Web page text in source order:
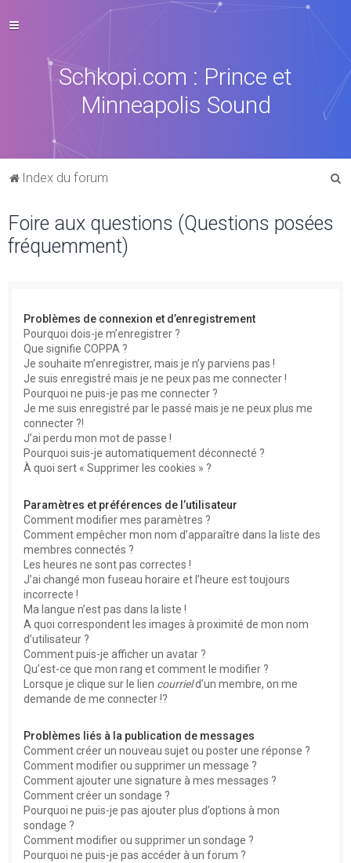
Schkopi.com : Prince et
Minneapolis Sound
Index du forum
Foire aux questions (Questions posées
fréquemment)
Problèmes de connexion et d’enregistrement
Pourquoi dois-je m’enregistrer ?
Que signifie COPPA ?
Je souhaite m’enregistrer, mais je n’y parviens pas !
Je suis enregistré mais je ne peux pas me connecter !
Pourquoi ne puis-je pas me connecter ?
Je me suis enregistré par le passé mais je ne peux plus me
connecter ?!
J’ai perdu mon mot de passe !
Pourquoi suis-je automatiquement déconnecté ?
À quoi sert « Supprimer les cookies » ?
Paramètres et préférences de l’utilisateur
Comment modifier mes paramètres ?
Comment empêcher mon nom d’apparaître dans la liste des
membres connectés ?
Les heures ne sont pas correctes !
J’ai changé mon fuseau horaire et l’heure est toujours
incorrecte !
Ma langue n’est pas dans la liste !
A quoi correspondent les images à proximité de mon nom
d’utilisateur ?
Comment puis-je afficher un avatar ?
Qu’est-ce que mon rang et comment le modifier ?
Lorsque je clique sur le lien courrield’un membre, on me
demande de me connecter !?
Problèmes liés à la publication de messages
Comment créer un nouveau sujet ou poster une réponse ?
Comment modifier ou supprimer un message ?
Comment ajouter une signature à mes messages ?
Comment créer un sondage ?
Pourquoi ne puis-je pas ajouter plus d’options à mon
sondage ?
Comment modifier ou supprimer un sondage ?
Pourquoi ne puis-je pas accéder à un forum ?